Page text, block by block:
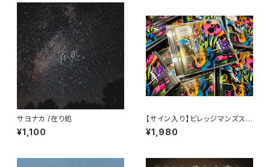
サヨナカ /在り処
¥1,100
【サイン入り】ビレッジマンズスト
ア / 勝手
¥1,980